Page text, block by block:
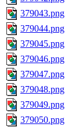
379043.png
379044.png
379045.png
379046.png
379047.png
379048.png
379049.png
379050.png